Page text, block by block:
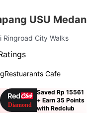
USU Medan
Ringroad City Walks
Restuarants Cafe
Saved Rp 15561
+ Earn 35 Points
with Redclub